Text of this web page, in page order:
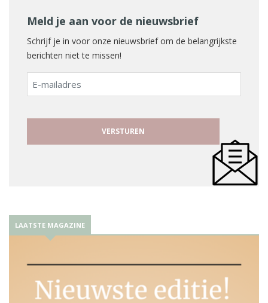
Meld je aan voor de nieuwsbrief
Schrijf je in voor onze nieuwsbrief om de belangrijkste
berichten niet te missen!
E-
mailadres
LAATSTE MAGAZINE